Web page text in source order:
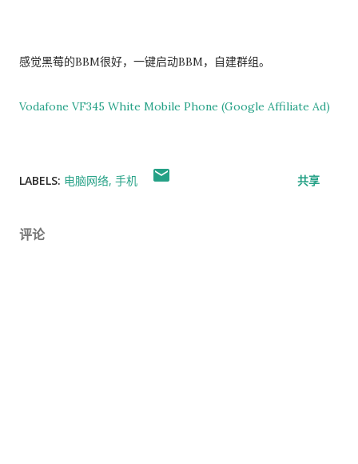
感觉黑莓的BBM很好，一键启动BBM，自建群组。
Vodafone VF345 White Mobile Phone (Google Affiliate Ad)
LABELS: 电脑网络 手机 共享
评论